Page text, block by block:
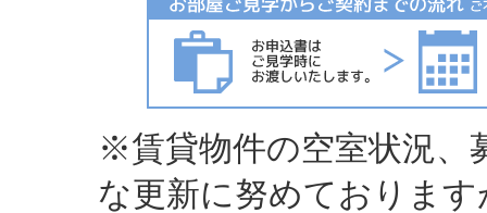
※賃貸物件の空室状況、
な更新に努めておりま